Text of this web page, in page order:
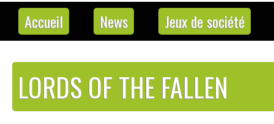
Accueil News Jeux de société
LORDS OF THE FALLEN